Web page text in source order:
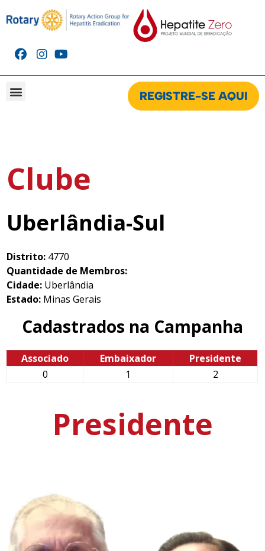
REGISTRE-SE AQUI
Clube
Uberlândia-Sul
Distrito: 4770
Quantidade de Membros:
Cidade: Uberlândia
Estado: Minas Gerais
Cadastrados na Campanha
Associado Embaixador
Presidente
0
1 2
Presidente